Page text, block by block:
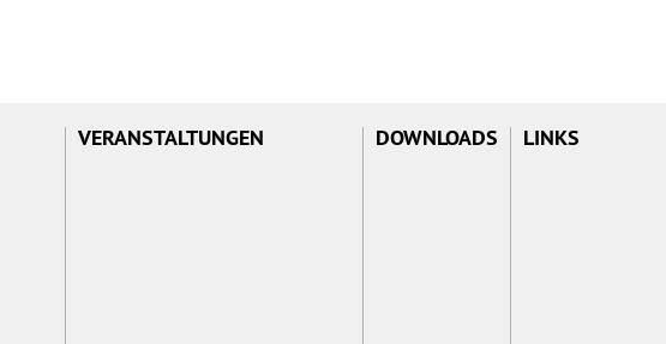
VERANSTALTUNGEN DOWNLOADS LINKS